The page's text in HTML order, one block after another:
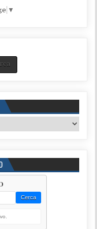
▼
Cerca